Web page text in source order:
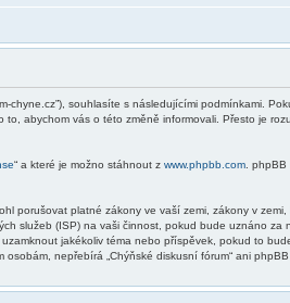
chyne.cz”), souhlasíte s následujícími podmínkami.
abychom vás o této změně informovali. Přesto je
“ a které je možno stáhnout z www.phpbb.com .
platné zákony ve vaší zemi, zákony v
služeb (ISP) na vaši činnost, pokud bude uznáno
jakékoliv téma nebo příspěvek, pokud to
nepřebírá „Chýňské diskusní fórum“ ani